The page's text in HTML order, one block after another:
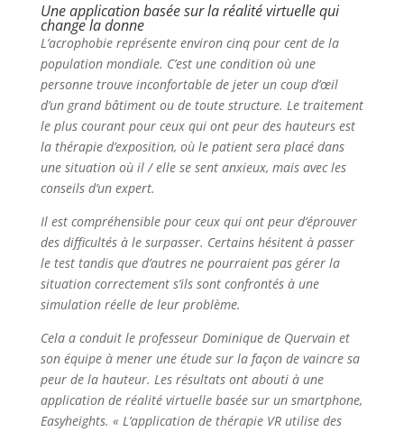
Une application basée sur la réalité virtuelle qui
change la donne
L’acrophobie représente environ cinq pour cent de la
population mondiale. C’est une condition où une
personne trouve inconfortable de jeter un coup d’œil
d’un grand bâtiment ou de toute structure. Le traitement
le plus courant pour ceux qui ont peur des hauteurs est
la thérapie d’exposition, où le patient sera placé dans
une situation où il / elle se sent anxieux, mais avec les
conseils d’un expert.
Il est compréhensible pour ceux qui ont peur d’éprouver
des difficultés à le surpasser. Certains hésitent à passer
le test tandis que d’autres ne pourraient pas gérer la
situation correctement s’ils sont confrontés à une
simulation réelle de leur problème.
Cela a conduit le professeur Dominique de Quervain et
son équipe à mener une étude sur la façon de vaincre sa
peur de la hauteur. Les résultats ont abouti à une
application de réalité virtuelle basée sur un smartphone,
Easyheights. « L’application de thérapie VR utilise des